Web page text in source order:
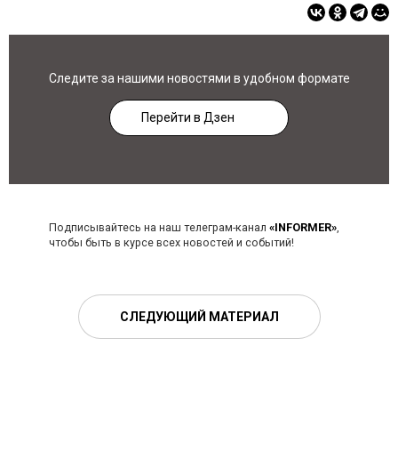
Следите за нашими новостями в удобном формате
Перейти в Дзен
Подписывайтесь на наш телеграм-канал «INFORMER»,
чтобы быть в курсе всех новостей и событий!
СЛЕДУЮЩИЙ МАТЕРИАЛ